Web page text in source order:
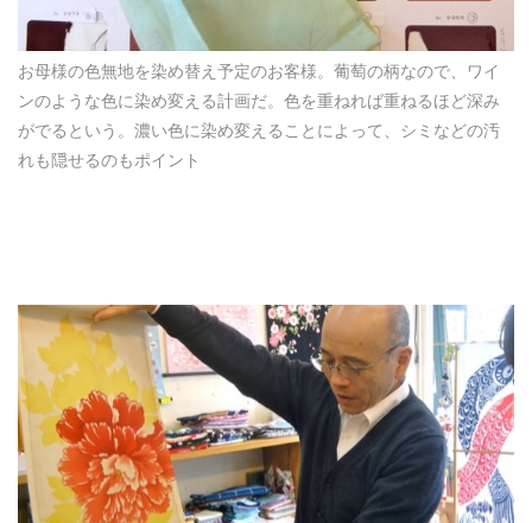
お母様の色無地を染め替え予定のお客様。葡萄の柄なので、ワイ
ンのような色に染め変える計画だ。色を重ねれば重ねるほど深み
がでるという。濃い色に染め変えることによって、シミなどの汚
れも隠せるのもポイント